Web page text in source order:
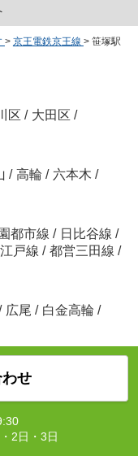
> 京王電鉄京王線 > 笹塚駅
区 / 大田区 /
/ 高輪 / 六本木 /
都市線 / 日比谷線 /
戸線 / 都営三田線 /
広尾 / 白金高輪 /
せ
2日・3日